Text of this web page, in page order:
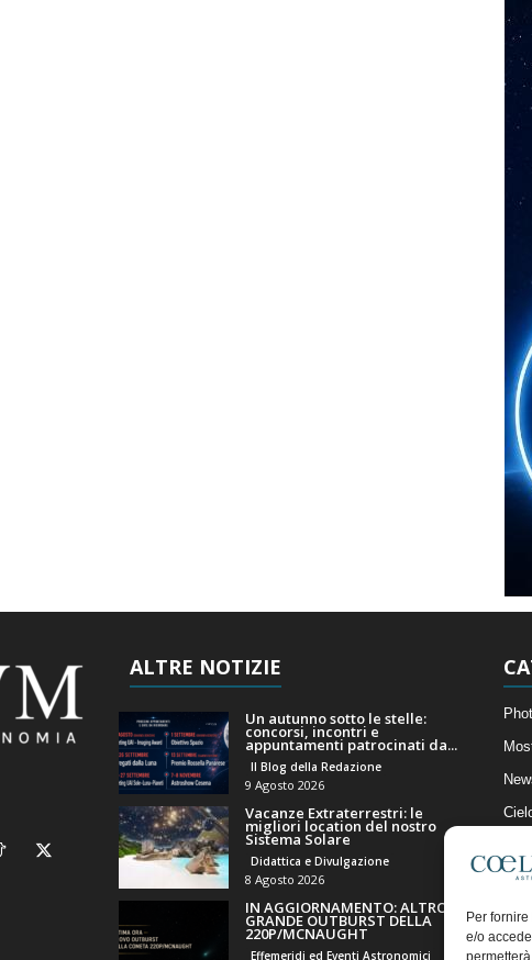
Per
e/o
ALTRE NOTIZIE
Un autunno sotto le stelle:
concorsi, incontri e
appuntamenti patrocinati da...
Il Blog della Redazione
9 Agosto 2026
Vacanze Extraterrestri: le
migliori location del nostro
Sistema Solare
Didattica e Divulgazione
8 Agosto 2026
IN AGGIORNAMENTO: ALTRO
GRANDE OUTBURST DELLA
220P/MCNAUGHT
Effemeridi ed Eventi Astronomici
Il